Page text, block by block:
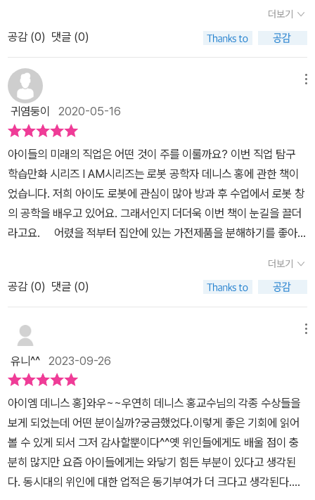
하도록 만들었어요로봇을 한계까지 움직이게 해보고, 일부러 고장도
내보라고 팀원들에게 이야기 했어요데니스 홍은 로봇을 친구라고 생
각하지 않고 오히려 인간을 대신해 귀찮거나 위험한 일을 대신해 줄
도구일 뿐이라고 생각한다네요친구가 아니라 도구이기 때문에 더 잘
알고 더 제대로 만들어야 한다고 했어요왜냐하면 인간을 도와줄 도구
라면 완벽해야하니까요로봇 손 라파엘이 성공했을때 데니스 홍 교수
님이 자꾸 망가트려서 고장 났을때 수리나 교체가 쉽게 손가락들을
모듈화했다는 부분에서저도 모르게 빵 터지고 말았어요 끊임없이
자신의 한계에 부딪히는 모습이 정말 멋졌어요데니스 홍 박사는 언제
나 로봇 생각뿐이었지요그리고 다양한 학문드을 접목시켜 새로운 로
봇을 만들었어요데니스 홍의 창의력은 정말 대단하다는 생각이 들었
네요창의력을 위해 상식의 틀을 깨고 생각하라고 하거나호기심을 갖
고 재미있는 발상을 하라는 얘기를 종종한다고 해요데니스홍은 창의
적인 생각을 얻기 위해 두가지를 했다고 해요 하나는 메모, 다른 하나
쳐본다고 하네요또 아무것도 없는 무에서 유를 창조하기보다는 평범
하지만 전혀 다른 분야의 다른 것들을 연결해 새로운 걸 만들어 내는
창의력을 발휘한다고 했어요 바로 융합이죠데니스 홍은 주로 샤워할
때나 침대에 누워 막 잠들기 직전에 창의적인 아이디어가 떠오른다고
하네요 이 책을 통해서 데니스 홍이 어릴때부터 어떻게 로봇 공학자
의 꿈을 꾸게 되었는지그동안 어떤 노력을 하였는지 그리고 어떻게
로봇 아이디어를 생각해내는지 등 데니스 홍의 이야기를 들어볼 수
있었어요특히나 아들이 너무 좋아했어요재미있는 생각들이 결국은
직업은 과연 어떤 것일지 데니스 홍 박사님을 통해 알아볼까요?2011
년 로보컵 대회에서 최고의 휴머노이드로 뽑힌 찰리를 만든 데니스
단하고 행동하는 일들이 정말 일어날 수 있을까?라고 생각했던 어린
시절도 있었지만, 이제는 실제로 구현되고 있는 사실이기에 가끔은
놀랍기도 해요.이제는 일상이 되어가는 로봇들의 이런 특성들도 데니
스 홍 박사님과 같은 로봇 공학자들의 노력 덕분에 만들어지고 있는
거에요.어릴 적 영화 「스타워즈」를 보면서 로봇에 반해 지금도 아들과
스타워즈를 좋아한다는 데니스 홍 박사님의 이야기를 예능 프로그램
에서 접했었는데, 이 이야기로 [ I AM(아이엠) 데니스 홍 ] 책이 시작
되어서 더욱 반가웠답니다.멋지고 제대로인 로봇을 만들기 위해 로봇
의 비밀을 알아보려고라디오나 청소기, 세탁기는 물론 TV까지 분해
부도 파고 들던 아이, 데니스!! 초등 6학년 때에는 과학부에 입부하면
서 전국 어린이 과학 실험 대회에서 금상을 수상할만큼 열정적이고
즐겁게 실험도 했답니다.버지니아 공대에서 기계공학과 교수로 지내
며 로봇 연구소 로멜라에서 로봇 공학의 매력을 새로이 알게 되죠.자
연에 호기심을 가지며 관찰하고, 생물학에서 해답을 찾으며, 장난감
가게에서 영감을 얻어 '아메바 로봇'을 만든 건, 융합의 학문이라 생각
되는 '로봇 공학'의 진정한 매력을 알게 되었기 때문이었네요.콩군
이 [ I AM(아이엠) 데니스 홍 ] 책을 읽으면서 가장 인상 깊었던 부분
이 바로 시각장애인이 직접 운전할 수 있는 자동차를 만든 것이었어
요.발명품을 자랑하듯 보여주기에 그치는 과학자가 아닌, 진정한 도
움이 되길 바라는 마음으로 함께 성장한 과학자 데니스!!누군가에게
는 무모한 도전이라고만 여겨질지 몰라도 진정한 마음을 가지고 열심
고 감동적인 장면이 많이 나와서 어린이 책을 읽으면서 저도 모르게
깔깔 웃다가 갑자기 또 눈시울이 글썽거려졌어요. 웃다 울면 엉덩이
에 뿔이 난다는데 말입니다. ㅋㅋㅋ​어린시절 스타워즈를 보고 로봇
공학자의 꿈을 꾸게 된 데니스 홍은 로봇을 만들기 위해서 집에 있는
온갖 전자제품들은 다 뜯어보았다고 합니다.라디어부터 해서 세탁기,
냉장고, TV 까지 뜯어봤다고 하니 정말 대단하죠?저였다면, 아무리
우리 어린이가 그랬다고 해도 혼을 냈을 것 같은데 데니스 홍의 아버
지는 달랐더라구요.데니스 홍이 마지막으로 뜯어본 전자제품이 TV
를 다시 뜯어보게 하고 내부 원리를 설명해 줍니다.하지만 전자제품
을 뜯어본다고 로봇을 만들 수 있는 것은 아니라는 것도 알려주죠.로
봇의 언어를 알아야 로봇을 만들 수 있다는 아빠의 한 마디에 데니스
홍은 정말 열심히 공부를 하는데요,아빠의 지도에 열심히 하는 데니
스 홍도 대단하지만 아빠도 정말 대단한 것 같아요.저에게도 이런 부
모의 자질이 있었다면 우리 어린이를 저렇게 인도할 수 있었으려나
공부하고 나름 목표를 세운 과학실험대회에서 드디에 대상을 땁니다.
정말 열심히 하면 뭐든지 할 수 있단 얘기는 책에나 나오는 멋있는 얘
기인 줄 알았는데 ....... 진짜 맞는 이야기였어.라는 데니스 홍의 생각
도 인상적이었어요. 이런 성취감이 현재의 데니스 홍을 이끌었을테니
까요.​데니스 홍이 세계 최고의 로봇공학자가 되기까지 이런 성공적인
일화만 있는 것은 아니었어요.연구 제안서가 매번 낙방이 되고 실의
에 빠진 적도 있지만 위와 같은 경험들이 있었기에더욱 열심히 노력
하고 기회를 잡기 위해 최선을 다할 수 있었답니다.​그래서 연구원들
더보기
공감 (0) 댓글 (0)
귀염둥이 2020-05-16
아이들의 미래의 직업은 어떤 것이 주를 이룰까요? 이번 직업 탐구
학습만화 시리즈 I AM시리즈는 로봇 공학자 데니스 홍에 관한 책이
었습니다. 저희 아이도 로봇에 관심이 많아 방과 후 수업에서 로봇 창
의 공학을 배우고 있어요. 그래서인지 더더욱 이번 책이 눈길을 끌더
라고요. 어렸을 적부터 집안에 있는 가전제품을 분해하기를 좋아했
면서 급기야 텔레비전까지 손을 댑니다. 데니스 홍은 티브이에서 어
떻게 컬러로 움직이는 영상이 나오는지 궁금해서 분해하여 보았지만
생각만큼 조립이 잘 안 되어 걱정합니다. 하지만 아버지는 그런 아이
에게 혼을 내는 것이 아니라 어떻게 컬러의 영상이 나오는지 설명해
줍니다. 그러면서 아들의 꿈이 로봇 과학자라는 것을 알게 됩니다. 하
지만 로봇을 만들려면 로봇의 언어를 알아야 하고, 그러기 위해서는
공부를 열심히 해야 하는 것을 알려주시네요. 데니스 홍은 공부도
열심히 하면서 과학실험에 빠져있던 그는 전국 어린이 과학 실험대회
에서 금상을 받고 싶다는 꿈을 꿉니다. 다른 아이들은 일찍 집에 돌아
가지만, 금상을 타기 위한 그는 늦은 시간까지 학교 실험실에서 보내
면서 자신의 꿈에 가까워지기 시작합니다. 영화 스타워즈의 로봇 알
투디투를 보고 꿈을 키웠던 데니스 홍은 커서 인간에게 도움이 되는
더보기
공감 (0) 댓글 (0)
유니^^ 2023-09-26
아이엠 데니스 홍]와우~~우연히 데니스 홍교수님의 각종 수상들을
보게 되었는데 어떤 분이실까?궁금했었다.이렇게 좋은 기회에 읽어
볼 수 있게 되서 그저 감사할뿐이다^^옛 위인들에게도 배울 점이 충
분히 많지만 요즘 아이들에게는 와닿기 힘든 부분이 있다고 생각된
다. 동시대의 위인에 대한 업적은 동기부여가 더 크다고 생각된다.☆